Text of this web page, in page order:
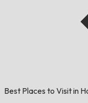
Best Places to Visit in